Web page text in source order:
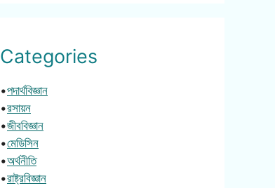
Categories
•পদার্থবিজ্ঞান
•রসায়ন
•জীববিজ্ঞান
•মেডিসিন
•অর্থনীতি
•রাষ্ট্রবিজ্ঞান